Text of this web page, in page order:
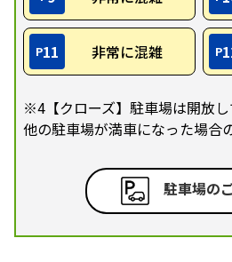
P11 非常に混雑 P
※4【クローズ】駐車場は開放
他の駐車場が満車になった場合
駐車場の